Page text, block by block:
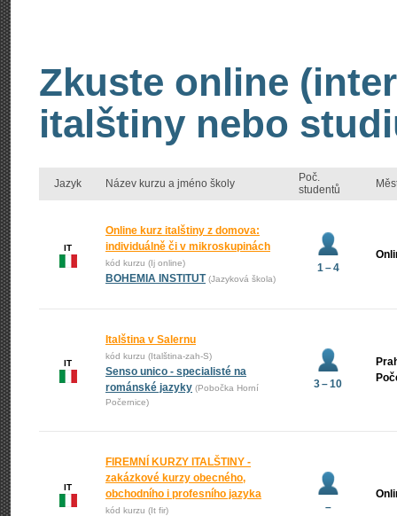
Zkuste online
italštiny nebo
Jazyk Název kurzu a jméno školy
Poč.
studentů
IT
Online kurz italštiny z domova:
individuálně či v mikroskupinách
kód kurzu (Ij online)
BOHEMIA INSTITUT (Jazyková škola)
1 – 4
IT
Italština v Salernu
kód kurzu (Italština-zah-S)
Senso unico - specialisté na
románské jazyky (Pobočka Horní
Počernice)
3 – 10
IT
FIREMNÍ KURZY ITALŠTINY -
zakázkové kurzy obecného,
obchodního i profesního jazyka
kód kurzu (It fir) –